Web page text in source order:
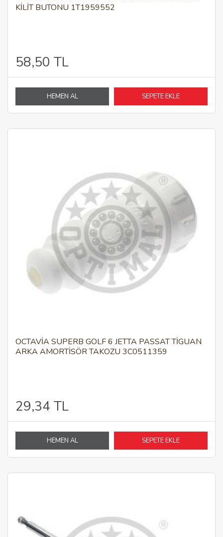
KİLİT BUTONU 1T1959552
58,50 TL
HEMEN AL SEPETE EKLE
OCTAVIA SUPERB GOLF 6 JETTA PASSAT TIGUAN
ARKA AMORTISÖR TAKOZU 3C0511359
29,34 TL
HEMEN AL SEPETE EKLE